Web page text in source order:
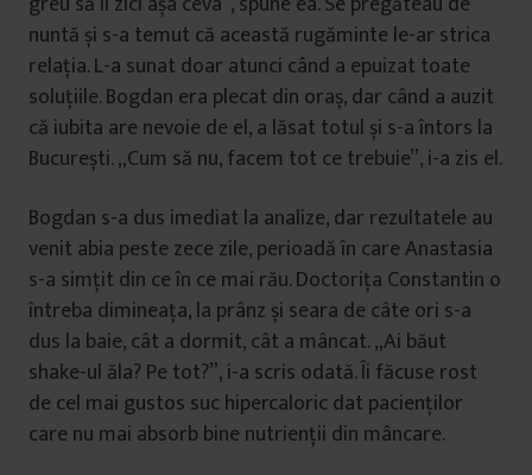
nuntă și s-a temut că această rugăminte le-ar strica
relația. L-a sunat doar atunci când a epuizat toate
soluțiile. Bogdan era plecat din oraș, dar când a auzit
că iubita are nevoie de el, a lăsat totul și s-a întors la
București. „Cum să nu, facem tot ce trebuie”, i-a zis el.
Bogdan s-a dus imediat la analize, dar rezultatele au
venit abia peste zece zile, perioadă în care Anastasia
s-a simțit din ce în ce mai rău. Doctorița Constantin o
întreba dimineața, la prânz și seara de câte ori s-a
dus la baie, cât a dormit, cât a mâncat. „Ai băut
shake-ul ăla? Pe tot?”, i-a scris odată. Îi făcuse rost
de cel mai gustos suc hipercaloric dat pacienților
care nu mai absorb bine nutrienții din mâncare.